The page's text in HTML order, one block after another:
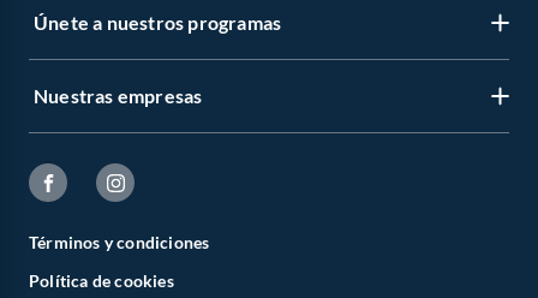
Únete a nuestros programas
Nuestras empresas
Términos y condiciones
Política de cookies